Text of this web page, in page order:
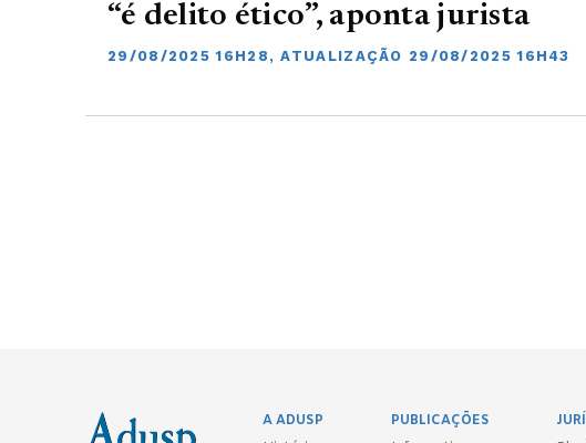
“é delito ético”, aponta jurista
29/08/2025 16H28, ATUALIZAÇÃO 29/08/2025 16H43
A ADUSP
PUBLICAÇÕES